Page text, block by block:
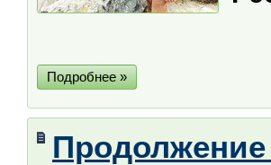
Подробнее »